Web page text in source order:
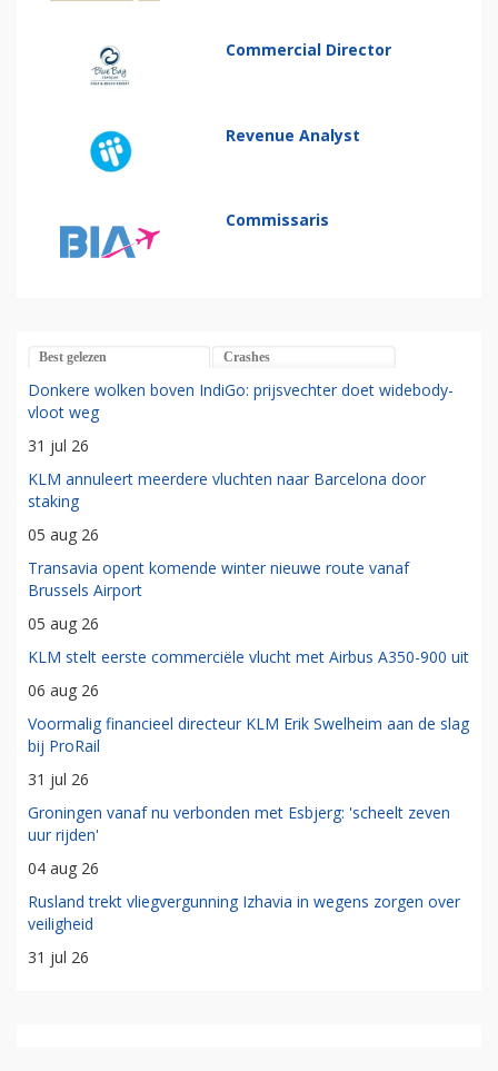
Commercial Director
Revenue Analyst
Commissaris
Best gelezen Crashes
Donkere wolken boven IndiGo: prijsvechter doet widebody-
vloot weg
31 jul 26
KLM annuleert meerdere vluchten naar Barcelona door
staking
05 aug 26
Transavia opent komende winter nieuwe route vanaf
Brussels Airport
05 aug 26
KLM stelt eerste commerciële vlucht met Airbus A350-900 uit
06 aug 26
Voormalig financieel directeur KLM Erik Swelheim aan de slag
bij ProRail
31 jul 26
Groningen vanaf nu verbonden met Esbjerg: 'scheelt zeven
uur rijden'
04 aug 26
Rusland trekt vliegvergunning Izhavia in wegens zorgen over
veiligheid
31 jul 26